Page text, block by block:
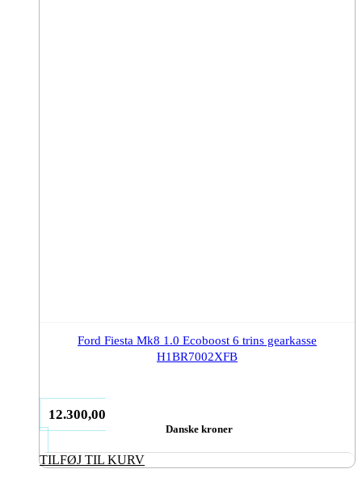
Ford Fiesta Mk8 1.0 Ecoboost 6 trins gearkasse
H1BR7002XFB
12.300,00
Danske kroner
TILFØJ TIL KURV